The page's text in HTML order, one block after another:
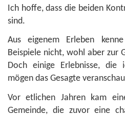
Ich hoffe, dass die beiden
sind.
Aus eigenem Erleben
Beispiele nicht, wohl aber zur
Doch einige Erlebnisse, die
mögen das Gesagte
Vor etlichen Jahren kam
Gemeinde, die zuvor eine